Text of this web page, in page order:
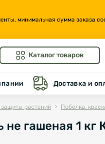
минимальная сумма заказа
Каталог товаров
Доставка и
защиты растений Побелка,
не гашеная 1 кг